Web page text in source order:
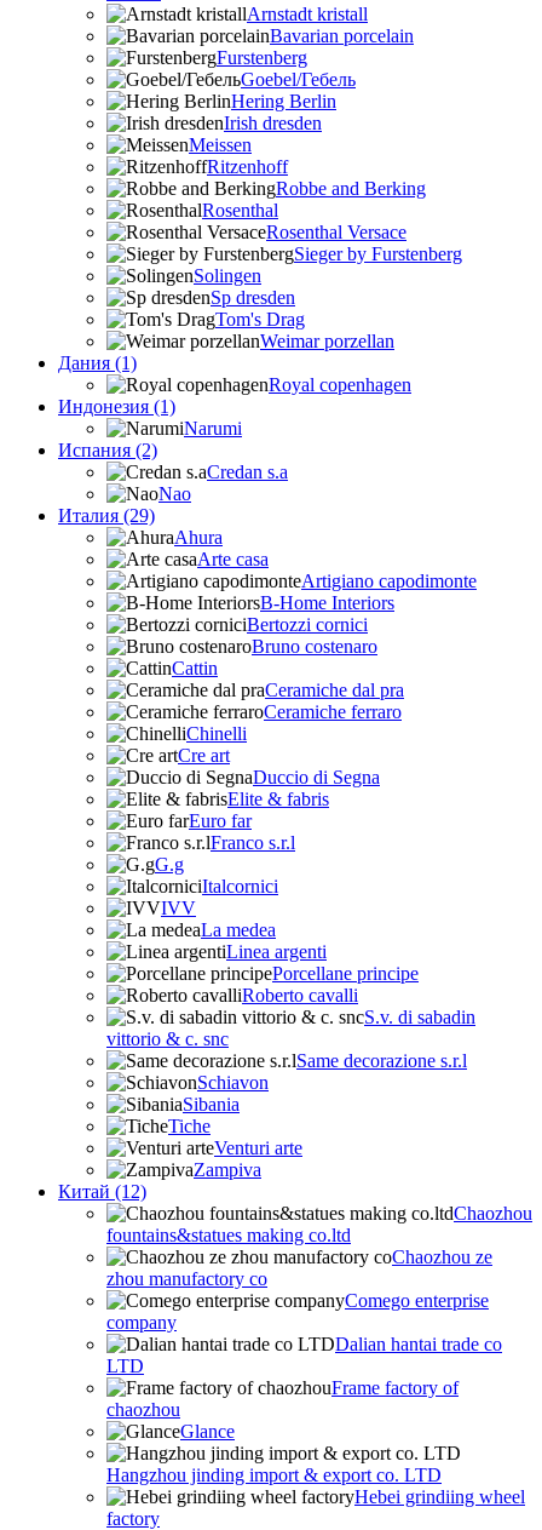
Arnstadt kristall
Bavarian porcelain
Furstenberg
Goebel/Гебель
Hering Berlin
Irish dresden
Meissen
Ritzenhoff
Robbe and Berking
Rosenthal
Rosenthal Versace
Sieger by Furstenberg
Solingen
Sp dresden
Tom's Drag
Weimar porzellan
Дания (1)
Royal copenhagen
Индонезия (1)
Narumi
Испания (2)
Credan s.a
Nao
Италия (29)
Ahura
Arte casa
Artigiano capodimonte
B-Home Interiors
Bertozzi cornici
Bruno costenaro
Cattin
Ceramiche dal pra
Ceramiche ferraro
Chinelli
Cre art
Duccio di Segna
Elite & fabris
Euro far
Franco s.r.l
G.g
Italcornici
IVV
La medea
Linea argenti
Porcellane principe
Roberto cavalli
S.v. di sabadin
vittorio & c. snc
Same decorazione s.r.l
Schiavon
Sibania
Tiche
Venturi arte
Zampiva
Китай (12)
Chaozhou
fountains&statues making co.ltd
Chaozhou ze
zhou manufactory co
Comego enterprise
company
Dalian hantai trade co
LTD
Frame factory of
chaozhou
Glance
Hangzhou jinding import & export co. LTD
Hebei grindiing wheel
factory